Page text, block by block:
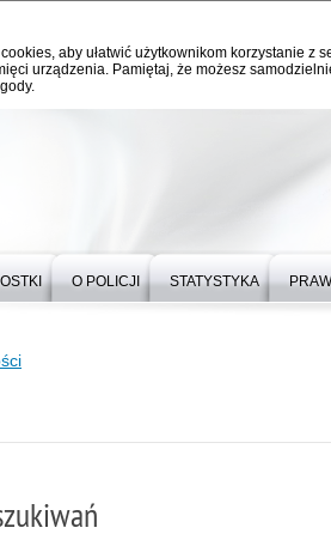
aby ułatwić użytkownikom korzystanie z
urządzenia. Pamiętaj, że możesz
O POLICJI STATYSTYKA